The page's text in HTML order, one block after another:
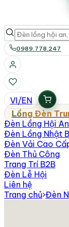
0989.778.247
VI/EN
Lồng Đèn
Đèn Lồng Hội An
Đèn Lồng Nhật
Đèn Vải Cao
Đèn Thủ Công
Trang Trí B2B
Đèn Lễ Hội
Liên hệ
Trang chủ›Đèn